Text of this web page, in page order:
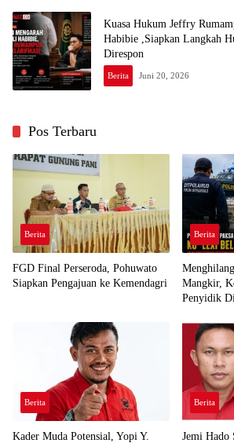
Kuasa Hukum Jeffry
Habibie ,Siapkan Langkah
Direspon
Berita Juni 20, 2026
Pos Terbaru
Berita
FGD Final Perseroda, Pohuwato
Siapkan Pengajuan ke Kemendagri
Berita
Mangkir,
Penyidik
Berita
Kader Muda Potensial, Yopi Y.
Berita
Jemi Hado